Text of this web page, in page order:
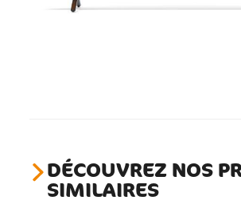
DÉCOUVREZ NOS
SIMILAIRES